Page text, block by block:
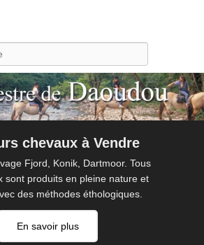
chevaux à Vendre
Fjord, Konik, Dartmoor. Tous
sont produits en pleine nature et
des méthodes éthologiques.
En savoir plus